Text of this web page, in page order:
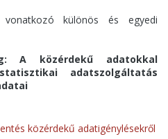
különös és egyedi
A közérdekű adatokkal
adatszolgáltatás
közérdekű adatigénylésekről